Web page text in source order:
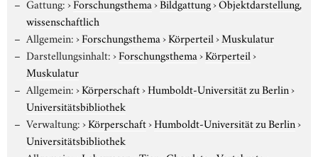
Gattung:›Forschungsthema›Bildgattung›Objektdarstellung,
wissenschaftlich
Allgemein:›Forschungsthema›Körperteil›Muskulatur
Darstellungsinhalt:›Forschungsthema›Körperteil›
Muskulatur
Allgemein:›Körperschaft›Humboldt-Universität zu Berlin›
Universitätsbibliothek
Verwaltung:›Körperschaft›Humboldt-Universität zu Berlin›
Universitätsbibliothek